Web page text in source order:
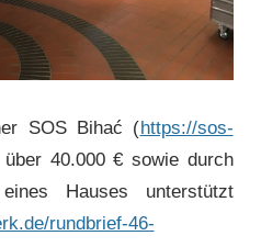
SOS Bihać (https://sos-
40.000 € sowie durch
eines Hauses unterstützt
rundbrief-46-